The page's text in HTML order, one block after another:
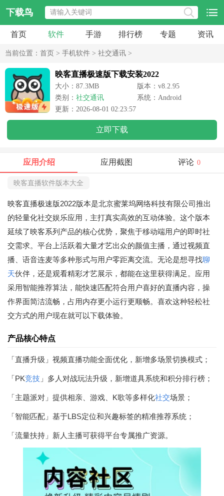
下载鸟
首页 软件 手游 排行榜 专题 资讯
当前位置： 首页 > 手机软件 > 社交通讯 >
映客直播极速版下载安装2022
大小：87.3MB
版本：v8.2.95
类别： 社交通讯
系统：Android
更新：2026-08-01 02:23:57
立即下载
应用介绍 应用截图 评论 0
映客直播软件版本大全
映客直播极速版2022版本是北京蜜莱坞网络科技有限公司推出
的轻量化社交娱乐应用，主打真实高效的互动体验。这个版本
延续了映客系列产品的核心优势，聚焦于移动端用户的即时社
交需求。平台上活跃着大量才艺出众的颜值主播，通过视频直
播、语音连麦等多种形式与用户零距离交流。无论是想寻找聊
天伙伴，还是观看精彩才艺展示，都能在这里获得满足。应用
采用智能推荐算法，能快速匹配符合用户喜好的直播内容，操
作界面简洁流畅，占用内存更小运行更顺畅。喜欢这种轻松社
交方式的用户现在就可以下载体验。
产品核心特点
「直播升级」视频直播功能全面优化，新增多场景切换模式；
「PK竞技 」多人对战玩法升级，新增道具系统和积分排行榜；
「主题派对」提供相亲、游戏、K歌等多样化社交场景；
「智能匹配」基于LBS定位和兴趣标签的精准推荐系统；
「流量扶持」新人主播可获得平台专属推广资源。